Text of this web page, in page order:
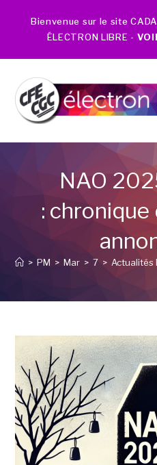
Bienvenue sur le site
ÉLECTRON LIBRE -
NAO
: chronique
> PM > Mar > 7 > Actualités